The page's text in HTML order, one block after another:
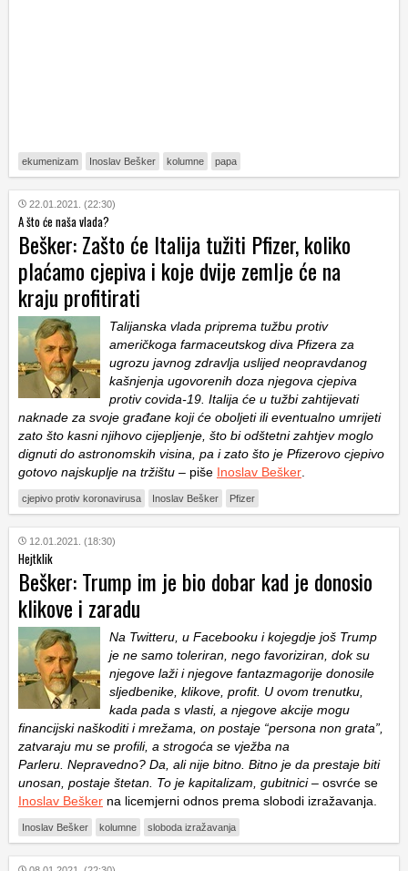
ekumenizam Inoslav Bešker kolumne papa
22.01.2021. (22:30)
A što će naša vlada?
Bešker: Zašto će Italija tužiti Pfizer, koliko
plaćamo cjepiva i koje dvije zemlje će na
kraju profitirati
Talijanska vlada priprema tužbu protiv
američkoga farmaceutskog diva Pfizera za
ugrozu javnog zdravlja uslijed neopravdanog
kašnjenja ugovorenih doza njegova cjepiva
protiv covida-19. Italija će u tužbi zahtijevati
naknade za svoje građane koji će oboljeti ili eventualno umrijeti
zato što kasni njihovo cijepljenje, što bi odštetni zahtjev moglo
dignuti do astronomskih visina, pa i zato što je Pfizerovo cjepivo
gotovo najskuplje na tržištu – piše Inoslav Bešker
cjepivo protiv koronavirusa Inoslav Bešker Pfizer
12.01.2021. (18:30)
Hejtklik
Bešker: Trump im je bio dobar kad je donosio
klikove i zaradu
Na Twitteru, u Facebooku i kojegdje još Trump
je ne samo toleriran, nego favoriziran, dok su
njegove laži i njegove fantazmagorije donosile
sljedbenike, klikove, profit. U ovom trenutku,
kada pada s vlasti, a njegove akcije mogu
financijski naškoditi i mrežama, on postaje “persona non grata”,
zatvaraju mu se profili, a strogoća se vježba na
Parleru. Nepravedno? Da, ali nije bitno. Bitno je da prestaje biti
unosan, postaje štetan. To je kapitalizam, gubitnici– osvrće se
Inoslav Bešker na licemjerni odnos prema slobodi izražavanja.
Inoslav Bešker kolumne sloboda izražavanja